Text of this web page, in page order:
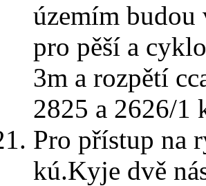
územím
pro pěší a
3m a rozpětí
2825 a 2626/1
Pro přístup na
kú.Kyje dvě